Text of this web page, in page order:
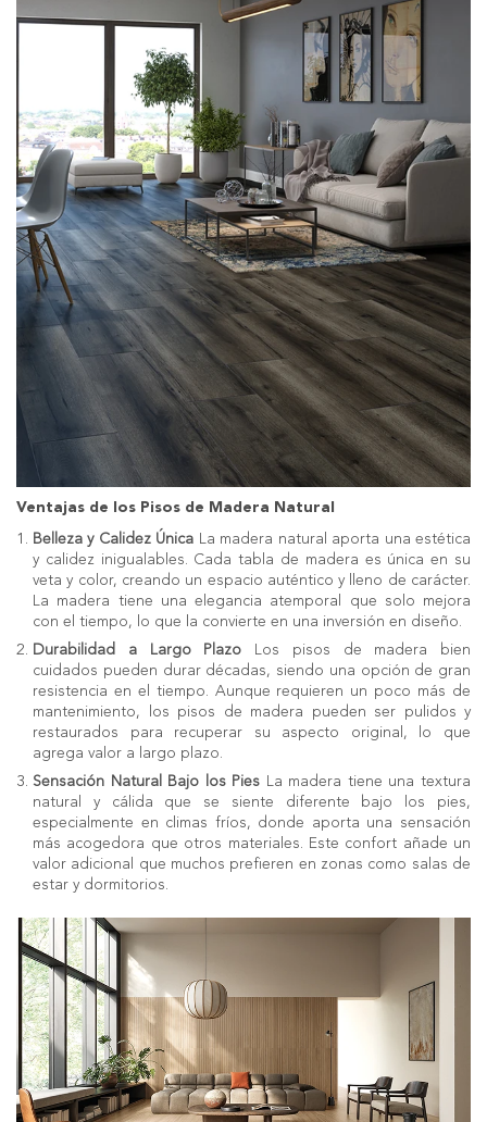
Ventajas de los Pisos de Madera Natural
Belleza y Calidez Única La madera natural aporta una estética
y calidez inigualables. Cada tabla de madera es única en su
veta y color, creando un espacio auténtico y lleno de carácter.
La madera tiene una elegancia atemporal que solo mejora
con el tiempo, lo que la convierte en una inversión en diseño.
Durabilidad a Largo Plazo Los pisos de madera bien
cuidados pueden durar décadas, siendo una opción de gran
resistencia en el tiempo. Aunque requieren un poco más de
mantenimiento, los pisos de madera pueden ser pulidos y
restaurados para recuperar su aspecto original, lo que
agrega valor a largo plazo.
Sensación Natural Bajo los Pies La madera tiene una textura
natural y cálida que se siente diferente bajo los pies,
especialmente en climas fríos, donde aporta una sensación
más acogedora que otros materiales. Este confort añade un
valor adicional que muchos prefieren en zonas como salas de
estar y dormitorios.